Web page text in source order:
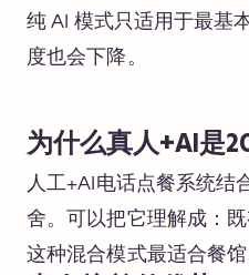
纯 AI 模式只适用于最基
度也会下降。
为什么真人+AI是
人工+AI电话点餐系统结
舍。可以把它理解成：
这种混合模式最适合餐馆